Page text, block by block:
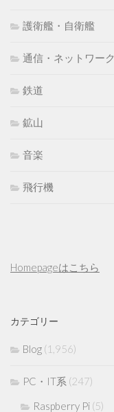
護衛艦・自衛艦
通信・ネットワーク
鉄道
鉱山
音楽
飛行機
Homepageはこちら
カテゴリー
Blog (1,956)
PC・IT系 (247)
Raspberry Pi (5)